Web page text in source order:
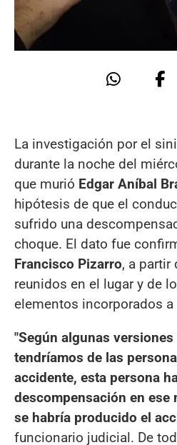
La investigación por el
durante la noche del
que murió Edgar Aníbal
hipótesis de que el
sufrido una
choque. El dato fue
Francisco Pizarro, a partir
reunidos en el lugar y de
elementos incorporados a
"Según algunas
tendríamos de las
accidente, esta persona
descompensación en ese
se habría producido el
funcionario judicial. De